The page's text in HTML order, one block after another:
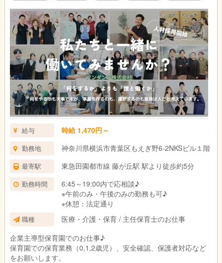
給与 時給 1,470円～
勤務地 神奈川県横浜市青葉区もえぎ野6-2NKSビル１階
最寄駅 東急田園都市線 藤が丘駅 駅より徒歩約5分
勤務時間
6:45～19:00内で応相談♪
※午前のみ・午後のみの勤務も可♪
※休憩：法定通り
職種
医療・介護・保育 / 主任保育士のお仕事
企業主導型保育園でのお仕事♪
保育園での保育業務（0,1,2歳児）、安全確認、保護者対応など
をお願いします。